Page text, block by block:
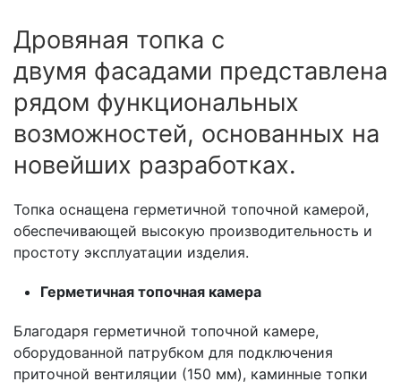
Дровяная топка с
двумя фасадами представлена
рядом функциональных
возможностей, основанных на
новейших разработках.
Топка оснащена герметичной топочной камерой,
обеспечивающей высокую производительность и
простоту эксплуатации изделия.
Герметичная топочная камера
Благодаря герметичной топочной камере,
оборудованной патрубком для подключения
приточной вентиляции (150 мм), каминные топки